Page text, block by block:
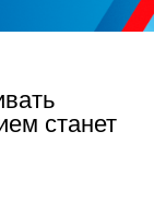
станет